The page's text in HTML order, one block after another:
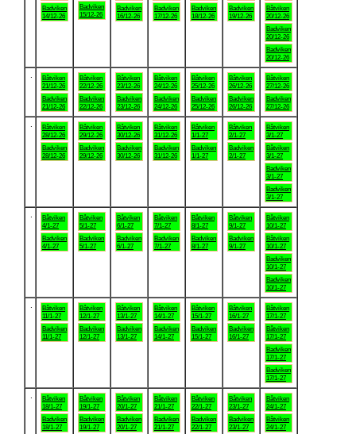
Badviken
14/12-26
Badviken
15/12-26
Badviken
16/12-26
Badviken
17/12-26
Badviken
18/12-26
Badviken
19/12-26
Båtviken
20/12-26
Badviken
20/12-26
Badviken
20/12-26
Båtviken
21/12-26
Badviken
21/12-26
Båtviken
22/12-26
Badviken
22/12-26
Båtviken
23/12-26
Badviken
23/12-26
Båtviken
24/12-26
Badviken
24/12-26
Båtviken
25/12-26
Badviken
25/12-26
Båtviken
26/12-26
Badviken
26/12-26
Båtviken
27/12-26
Badviken
27/12-26
Båtviken
28/12-26
Badviken
28/12-26
Båtviken
29/12-26
Badviken
29/12-26
Båtviken
30/12-26
Badviken
30/12-26
Båtviken
31/12-26
Badviken
31/12-26
Båtviken
1/1-27
Badviken
1/1-27
Båtviken
2/1-27
Badviken
2/1-27
Båtviken
3/1-27
Båtviken
3/1-27
Badviken
3/1-27
Badviken
3/1-27
Båtviken
4/1-27
Badviken
4/1-27
Båtviken
5/1-27
Badviken
5/1-27
Båtviken
6/1-27
Badviken
6/1-27
Båtviken
7/1-27
Badviken
7/1-27
Båtviken
8/1-27
Badviken
8/1-27
Båtviken
9/1-27
Badviken
9/1-27
Båtviken
10/1-27
Båtviken
10/1-27
Badviken
10/1-27
Badviken
10/1-27
Båtviken
11/1-27
Badviken
11/1-27
Båtviken
12/1-27
Badviken
12/1-27
Båtviken
13/1-27
Badviken
13/1-27
Båtviken
14/1-27
Badviken
14/1-27
Båtviken
15/1-27
Badviken
15/1-27
Båtviken
16/1-27
Badviken
16/1-27
Båtviken
17/1-27
Båtviken
17/1-27
Badviken
17/1-27
Badviken
17/1-27
Båtviken
18/1-27
Badviken
18/1-27
Båtviken
19/1-27
Badviken
19/1-27
Båtviken
20/1-27
Badviken
20/1-27
Båtviken
21/1-27
Badviken
21/1-27
Båtviken
22/1-27
Badviken
22/1-27
Båtviken
23/1-27
Badviken
23/1-27
Båtviken
24/1-27
Båtviken
24/1-27